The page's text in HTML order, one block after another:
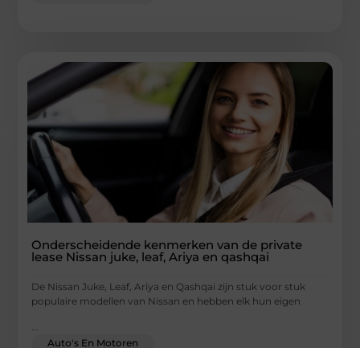
Onderscheidende kenmerken van de private
lease Nissan juke, leaf, Ariya en qashqai
De Nissan Juke, Leaf, Ariya en Qashqai zijn stuk voor stuk
populaire modellen van Nissan en hebben elk hun eigen
...
Auto's En Motoren